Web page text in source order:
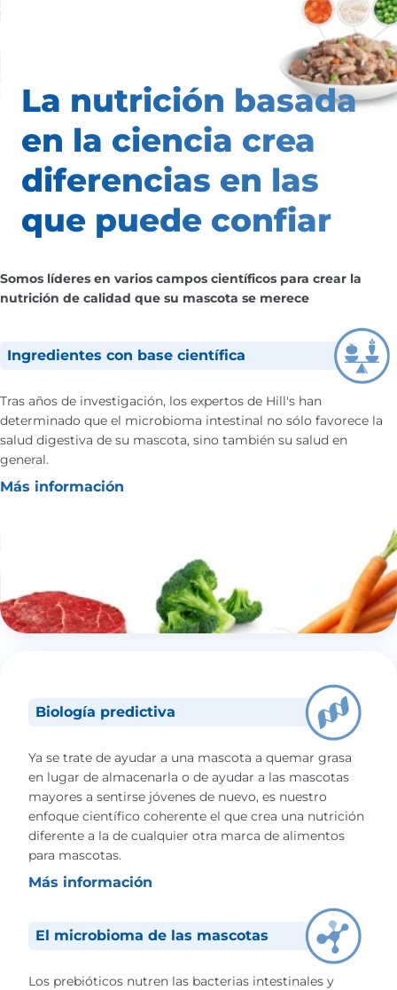
La nutrición basada
en la ciencia crea
diferencias en las
que puede confiar
Somos líderes en varios campos científicos para crear la
nutrición de calidad que su mascota se merece
Ingredientes con base científica
Tras años de investigación, los expertos de Hill's han
determinado que el microbioma intestinal no sólo favorece la
salud digestiva de su mascota, sino también su salud en
general.
Más información
Biología predictiva
Ya se trate de ayudar a una mascota a quemar grasa
en lugar de almacenarla o de ayudar a las mascotas
mayores a sentirse jóvenes de nuevo, es nuestro
enfoque científico coherente el que crea una nutrición
diferente a la de cualquier otra marca de alimentos
para mascotas.
Más información
El microbioma de las mascotas
Los prebióticos nutren las bacterias intestinales y